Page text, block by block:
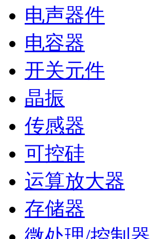
电声器件
电容器
开关元件
晶振
传感器
可控硅
运算放大器
存储器